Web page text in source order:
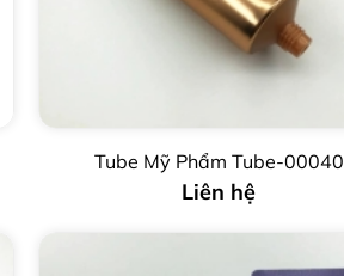
Tube Mỹ Phẩm Tube-00040
Liên hệ